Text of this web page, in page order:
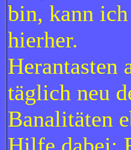
bin, kann
hierher.
Herantasten
täglich neu
Banalitäten